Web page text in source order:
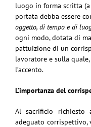
luogo in forma scritta
portata debba essere
oggetto, di tempo e di
ogni modo, dotata di
pattuizione di un
lavoratore e sulla
l’accento.
L’importanza del
Al sacrificio richiesto
adeguato corrispettivo,